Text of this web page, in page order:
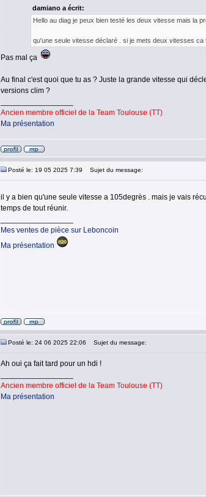
damiano a écrit:
Hello au diag je peux bien testé les deux vitesse mais la
qu'une seule vitesse déclaré . si je mets deux vitesses
Pas mal ça
Au final c'est quoi que tu as ? Juste la grande vitesse qui
versions clim ?
Ancien membre officiel de la Team Toulouse (TT)
Ma présentation
Posté le: 19 05 2025 7:39 Sujet du message:
il y a bien qu'une seule vitesse a 105degrès . mais je vais
temps de tout réunir.
Mes ventes de pièce sur Leboncoin
Ma présentation
Posté le: 24 06 2025 22:06 Sujet du message:
Ah oui ça fait tard pour un hdi !
Ancien membre officiel de la Team Toulouse (TT)
Ma présentation